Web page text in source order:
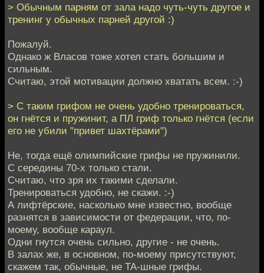
> Обычным парням от зала надо чуть-чуть другое и
тренинг у обычных парней другой :)
Пожалуй.
Однако ж Власов тоже хотел стать большим и
сильным.
Считаю, этой мотивации должно хватать всем. :-)
> С таким грифом не очень удобно тренироваться,
он гнётся и пружинит, а ПЛ гриф только гнётся (если
его не убили "привет шахтёрами")
Не, тогда ещё олимпийские грифы не пружинили.
С середины 70-х только стали.
Считаю, что зря их такими сделали.
Тренироваться удобно, не скажи. :-)
А лифтёрские, насколько мне известно, вообще
разнятся в зависимости от федерации, что, по-
моему, вообще караул.
Одни гнутся очень сильно, другие - не очень.
В залах же, в основном, по-моему присутствуют,
скажем так, обычные, не ТА-шные грифы.